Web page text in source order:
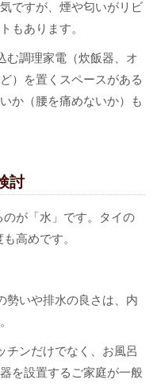
ですが、煙や匂いがリビ
もあります。
む調理家電（炊飯器、オ
）を置くスペースがある
か（腰を痛めないか）も
討
が「水」です。タイの
高めです。
勢いや排水の良さは、内
チンだけでなく、お風呂
を設置するご家庭が一般